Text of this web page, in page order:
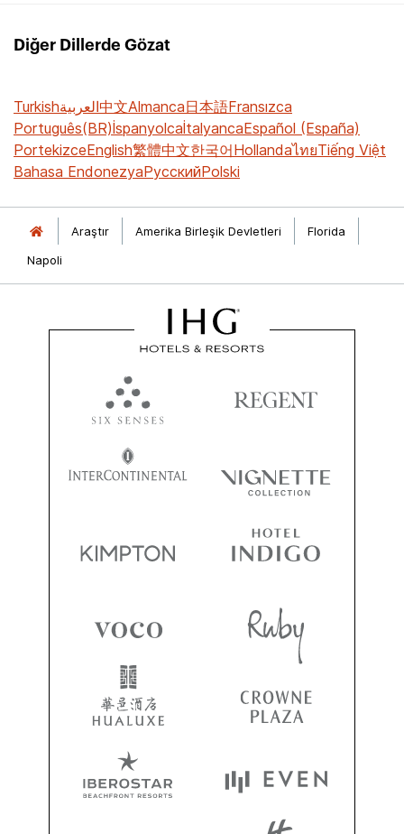
Diğer Dillerde Gözat
Turkishالعربية中文Almanca日本語Fransızca
Português(BR)İspanyolcaİtalyancaEspañol (España)
PortekizceEnglish繁體中文한국어HollandaไทยTiếng Việt
Bahasa EndonezyaРусскийPolski
Araştır Amerika Birleşik Devletleri
Florida
Napoli